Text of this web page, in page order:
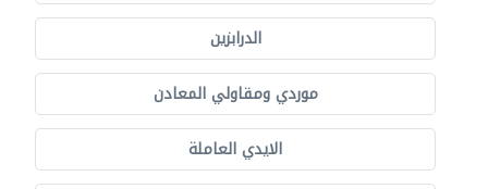
الدرابزين
موردي ومقاولي المعادن
الايدي العاملة